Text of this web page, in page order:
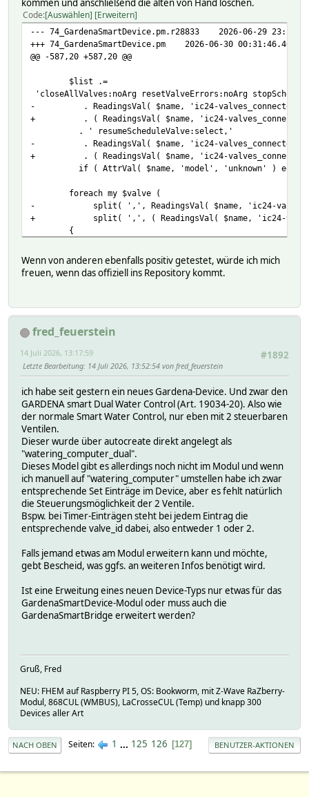
kommen und anschließend die alten von Hand löschen.
Code Auswählen Erweitern
--- 74_GardenaSmartDevice.pm.r28833 2026-06-29
+++ 74_GardenaSmartDevice.pm 2026-06-30
@@ -587,20 +587,20 @@
$list .=
'closeAllValves:noArg resetValveErrors:noArg
- . ReadingsVal( $name, 'ic24-
+ . ( ReadingsVal( $name, 'ic24-
. ' resumeScheduleValve:select,'
- . ReadingsVal( $name, 'ic24-
+ . ( ReadingsVal( $name, 'ic24-
if ( AttrVal( $name, 'model', 'unknown' ) eq
foreach my $valve (
- split( ',', ReadingsVal( $name, 'ic24-
+ split( ',', ( ReadingsVal( $name, 'ic24-
{
if ( AttrVal( $name, 'model', 'unknown' )
}
- split( ',', ReadingsVal( $name, 'ic24-
+ split( ',', ( ReadingsVal( $name, 'ic24-
{
if ( AttrVal( $name, 'model', 'unknown' )
@@ -758,6 +758,10 @@
. $propertie->{name} ne 'ic24-
&& $decode_json-
. $propertie->{name} ne 'ic24-
+ && $decode_json-
+ . $propertie->{name} ne 'valve-
+ && $decode_json-
+ . $propertie->{name} ne 'valve-
&& ( $decode_json-
. $propertie->{name} ) !~ /scheduling-
&& ref( $propertie->{value} ) ne
@@ -828,6 +832,26 @@
&& $decode_json-
. $propertie->{name} eq 'ic24-
+ readingsBulkUpdateIfChanged(
+ $hash,
+ . $propertie->{name},
+ join( ',', @{ $propertie->{value} }
+ )
+ . $propertie->{name} eq 'valve-
+
+ $hash,
+ $decode_json-
+ . $propertie->{name},
+ join( ',', @{ $propertie->{value} }
+ )
+ if ( defined( $propertie->{value} )
Wenn von anderen ebenfalls positiv getestet, würde ich mich
freuen, wenn das offiziell ins Repository kommt.
fred_feuerstein
#1892
14 Juli 2026, 13:17:59
Letzte Bearbeitung: 14 Juli 2026, 13:52:54 von fred_feuerstein
ich habe seit gestern ein neues Gardena-Device. Und zwar den
GARDENA smart Dual Water Control (Art. 19034-20). Also wie
der normale Smart Water Control, nur eben mit 2 steuerbaren
Ventilen.
Dieser wurde über autocreate direkt angelegt als
"watering_computer_dual".
Dieses Model gibt es allerdings noch nicht im Modul und wenn
ich manuell auf "watering_computer" umstellen habe ich zwar
entsprechende Set Einträge im Device, aber es fehlt natürlich
die Steuerungsmöglichkeit der 2 Ventile.
Bspw. bei Timer-Einträgen steht bei jedem Eintrag die
entsprechende valve_id dabei, also entweder 1 oder 2.
Falls jemand etwas am Modul erweitern kann und möchte,
gebt Bescheid, was ggfs. an weiteren Infos benötigt wird.
Ist eine Erweitung eines neuen Device-Typs nur etwas für das
GardenaSmartDevice-Modul oder muss auch die
GardenaSmartBridge erweitert werden?
Gruß, Fred
NEU: FHEM auf Raspberry PI 5, OS: Bookworm, mit Z-Wave RaZberry-
Modul, 868CUL (WMBUS), LaCrosseCUL (Temp) und knapp 300
Devices aller Art
NACH OBEN Seiten 1 ... 125 126 127 BENUTZER-AKTIONEN